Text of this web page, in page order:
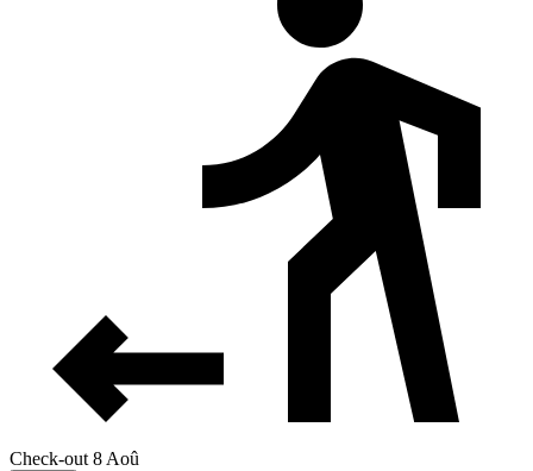
Check-out 8 Aoû